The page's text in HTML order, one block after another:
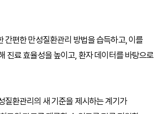
간편한 만성질환관리 방법을 습득하고, 이를
진료 효율성을 높이고, 환자 데이터를 바탕으로
질환관리의 새 기준을 제시하는 계기가